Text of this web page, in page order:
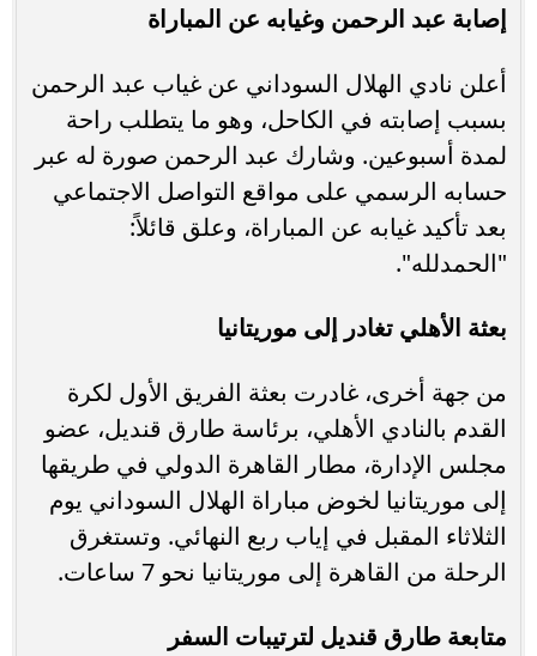
إصابة عبد الرحمن وغيابه عن المباراة
أعلن نادي الهلال السوداني عن غياب عبد الرحمن
بسبب إصابته في الكاحل، وهو ما يتطلب راحة
لمدة أسبوعين. وشارك عبد الرحمن صورة له عبر
حسابه الرسمي على مواقع التواصل الاجتماعي
بعد تأكيد غيابه عن المباراة، وعلق قائلاً:
"الحمدلله".
بعثة الأهلي تغادر إلى موريتانيا
من جهة أخرى، غادرت بعثة الفريق الأول لكرة
القدم بالنادي الأهلي، برئاسة طارق قنديل، عضو
مجلس الإدارة، مطار القاهرة الدولي في طريقها
إلى موريتانيا لخوض مباراة الهلال السوداني يوم
الثلاثاء المقبل في إياب ربع النهائي. وتستغرق
الرحلة من القاهرة إلى موريتانيا نحو 7 ساعات.
متابعة طارق قنديل لترتيبات السفر